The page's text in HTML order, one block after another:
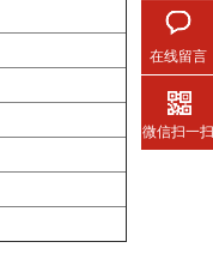
在线留言
微信扫一扫